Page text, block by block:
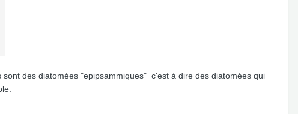
des diatomées "epipsammiques" c'est à dire des diatomées qui